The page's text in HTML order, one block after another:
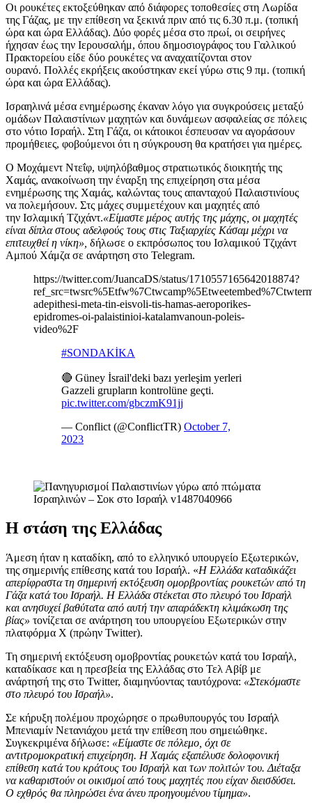
Οι ρουκέτες εκτοξεύθηκαν από διάφορες τοποθεσίες στη Λωρίδα
της Γάζας, με την επίθεση να ξεκινά πριν από τις 6.30 π.μ. (τοπική
ώρα και ώρα Ελλάδας). Δύο φορές μέσα στο πρωί, οι σειρήνες
ήχησαν έως την Ιερουσαλήμ, όπου δημοσιογράφος του Γαλλικού
Πρακτορείου είδε δύο ρουκέτες να αναχαιτίζονται στον
ουρανό. Πολλές εκρήξεις ακούστηκαν εκεί γύρω στις 9 πμ. (τοπική
ώρα και ώρα Ελλάδας).
Ισραηλινά μέσα ενημέρωσης έκαναν λόγο για συγκρούσεις μεταξύ
ομάδων Παλαιστίνιων μαχητών και δυνάμεων ασφαλείας σε πόλεις
στο νότιο Ισραήλ. Στη Γάζα, οι κάτοικοι έσπευσαν να αγοράσουν
προμήθειες, φοβούμενοι ότι η σύγκρουση θα κρατήσει για ημέρες.
Ο Μοχάμεντ Ντεΐφ, υψηλόβαθμος στρατιωτικός διοικητής της
Χαμάς, ανακοίνωση την έναρξη της επιχείρηση στα μέσα
ενημέρωσης της Χαμάς, καλώντας τους απανταχού Παλαιστινίους
να πολεμήσουν. Στς μάχες συμμετέχουν και μαχητές από
την Ισλαμική Τζιχάντ.«Είμαστε μέρος αυτής της μάχης, οι μαχητές
είναι δίπλα στους αδελφούς τους στις Ταξιαρχίες Κάσαμ μέχρι να
επιτευχθεί η νίκη», δήλωσε ο εκπρόσωπος του Ισλαμικού Τζιχάντ
Αμπού Χάμζα σε ανάρτηση στο Telegram.
https://twitter.com/JuancaDS/status/1710557165642018874?
adepithesi-meta-tin-eisvoli-tis-hamas-aeroporikes-
epidromes-oi-palaistinioi-katalamvanoun-poleis-
video%2F
#SONDAKİKA
🔴 Güney İsrail'deki bazı yerleşim yerleri
Gazzeli grupların kontrolüne geçti.
pic.twitter.com/gbczmK91jj
— Conflict (@ConflictTR) October 7,
2023
Η στάση της Ελλάδας
Άμεση ήταν η καταδίκη, από το ελληνικό υπουργείο Εξωτερικών,
της σημερινής επίθεσης κατά του Ισραήλ. «Η Ελλάδα καταδικάζει
απερίφραστα τη σημερινή εκτόξευση ομορβροντίας ρουκετών από τη
Γάζα κατά του Ισραήλ. Η Ελλάδα στέκεται στο πλευρό του Ισραήλ
και ανησυχεί βαθύτατα από αυτή την απαράδεκτη κλιμάκωση της
βίας» τονίζεται σε ανάρτηση του υπουργείου Εξωτερικών στην
πλατφόρμα Χ (πρώην Twitter).
Τη σημερινή εκτόξευση ομοβροντίας ρουκετών κατά του Ισραήλ,
καταδίκασε και η πρεσβεία της Ελλάδας στο Τελ Αβίβ με
ανάρτησή της στο Twitter, διαμηνύοντας ταυτόχρονα: «Στεκόμαστε
στο πλευρό του Ισραήλ».
Σε κήρυξη πολέμου προχώρησε ο πρωθυπουργός του Ισραήλ
Μπενιαμίν Νετανιάχου μετά την επίθεση που σημειώθηκε.
Συγκεκριμένα δήλωσε: «Είμαστε σε πόλεμο, όχι σε
αντιτρομοκρατική επιχείρηση. Η Χαμάς εξαπέλυσε δολοφονική
επίθεση κατά του κράτους του Ισραήλ και των πολιτών του. Διέταξα
να καθαριστούν οι οικισμοί από τους μαχητές που είχαν διεισδύσει.
Ο εχθρός θα πληρώσει ένα άνευ προηγουμένου τίμημα».